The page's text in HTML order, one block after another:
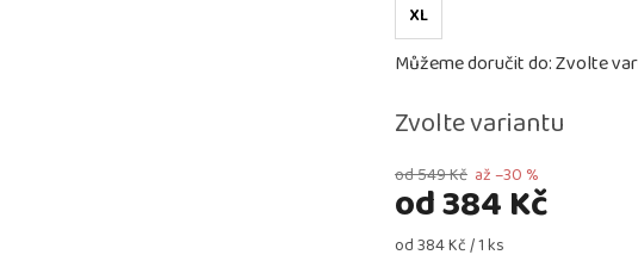
od 549 Kč až –30 %
od384 Kč
Měrná
od 384 Kč / 1 ks
Zvolte variantu
XL
Můžeme doručit do:Zvolte